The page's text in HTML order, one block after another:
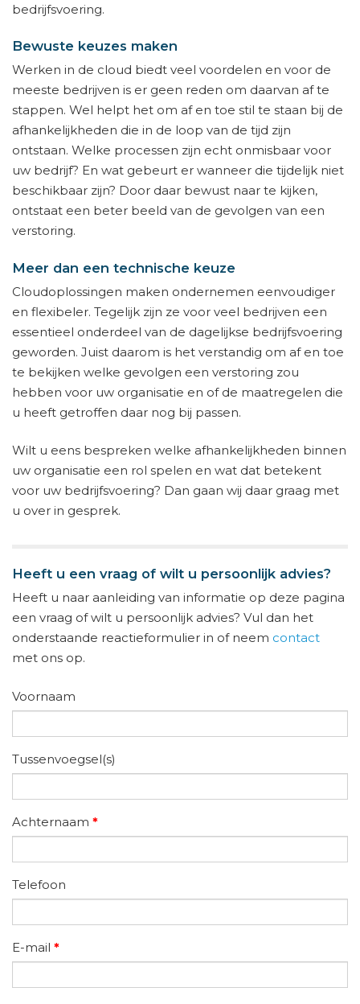
bedrijfsvoering.
Bewuste keuzes maken
Werken in de cloud biedt veel voordelen en voor de
meeste bedrijven is er geen reden om daarvan af te
stappen. Wel helpt het om af en toe stil te staan bij de
afhankelijkheden die in de loop van de tijd zijn
ontstaan. Welke processen zijn echt onmisbaar voor
uw bedrijf? En wat gebeurt er wanneer die tijdelijk niet
beschikbaar zijn? Door daar bewust naar te kijken,
ontstaat een beter beeld van de gevolgen van een
verstoring.
Meer dan een technische keuze
Cloudoplossingen maken ondernemen eenvoudiger
en flexibeler. Tegelijk zijn ze voor veel bedrijven een
essentieel onderdeel van de dagelijkse bedrijfsvoering
geworden. Juist daarom is het verstandig om af en toe
te bekijken welke gevolgen een verstoring zou
hebben voor uw organisatie en of de maatregelen die
u heeft getroffen daar nog bij passen.
Wilt u eens bespreken welke afhankelijkheden binnen
uw organisatie een rol spelen en wat dat betekent
voor uw bedrijfsvoering? Dan gaan wij daar graag met
u over in gesprek.
Heeft u een vraag of wilt u persoonlijk advies?
Heeft u naar aanleiding van informatie op deze pagina
een vraag of wilt u persoonlijk advies? Vul dan het
onderstaande reactieformulier in of neem contact
met ons op.
Voornaam
Tussenvoegsel(s)
Achternaam *
Telefoon
E-mail *